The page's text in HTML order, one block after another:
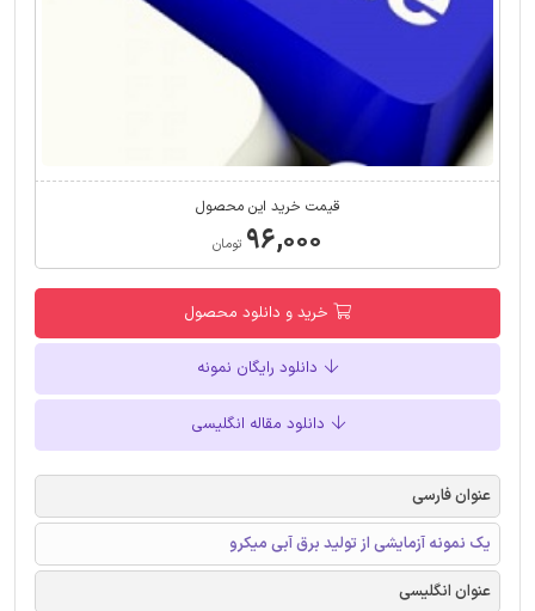
قیمت خرید این محصول
۹۶,۰۰۰ تومان
خرید و دانلود محصول
دانلود رایگان نمونه
دانلود مقاله انگلیسی
عنوان فارسی
یک نمونه آزمایشی از تولید برق آبی میکرو
عنوان انگلیسی